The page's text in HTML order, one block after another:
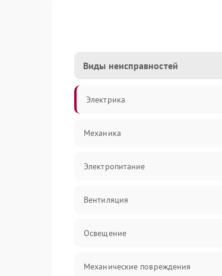
Виды неисправностей
Электрика
Механика
Электропитание
Вентиляция
Освещение
Механические повреждения